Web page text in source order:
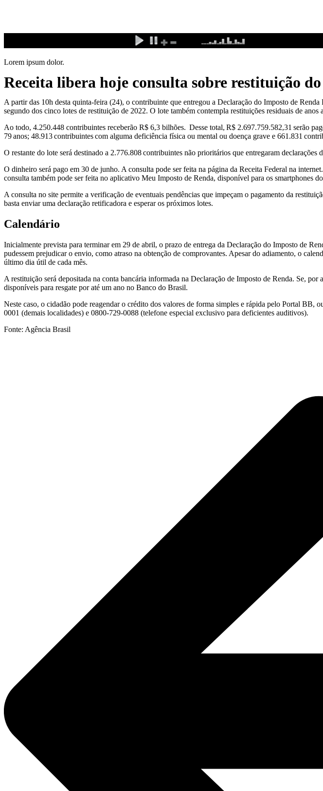
conteúdo
Lorem ipsum dolor.
Receita libera hoje consulta sobre restituição
A partir das 10h desta quinta-feira (24), o contribuinte que entregou a Declaração do Imposto de
segundo dos cinco lotes de restituição de 2022. O lote também contempla restituições residuais de anos
Ao todo, 4.250.448 contribuintes receberão R$ 6,3 bilhões. Desse total, R$ 2.697.759.582,31 serão
79 anos; 48.913 contribuintes com alguma deficiência física ou mental ou doença grave e 661.831
O restante do lote será destinado a 2.776.808 contribuintes não prioritários que entregaram declarações
O dinheiro será pago em 30 de junho. A consulta pode ser feita na página da Receita Federal na
consulta também pode ser feita no aplicativo Meu Imposto de Renda, disponível para os smartphones
A consulta no site permite a verificação de eventuais pendências que impeçam o pagamento da
basta enviar uma declaração retificadora e esperar os próximos lotes.
Calendário
Inicialmente prevista para terminar em 29 de abril, o prazo de entrega da Declaração do Imposto de
pudessem prejudicar o envio, como atraso na obtenção de comprovantes. Apesar do adiamento, o
último dia útil de cada mês.
A restituição será depositada na conta bancária informada na Declaração de Imposto de Renda. Se,
disponíveis para resgate por até um ano no Banco do Brasil.
Neste caso, o cidadão pode reagendar o crédito dos valores de forma simples e rápida pelo Portal
0001 (demais localidades) e 0800-729-0088 (telefone especial exclusivo para deficientes auditivos).
Fonte: Agência Brasil